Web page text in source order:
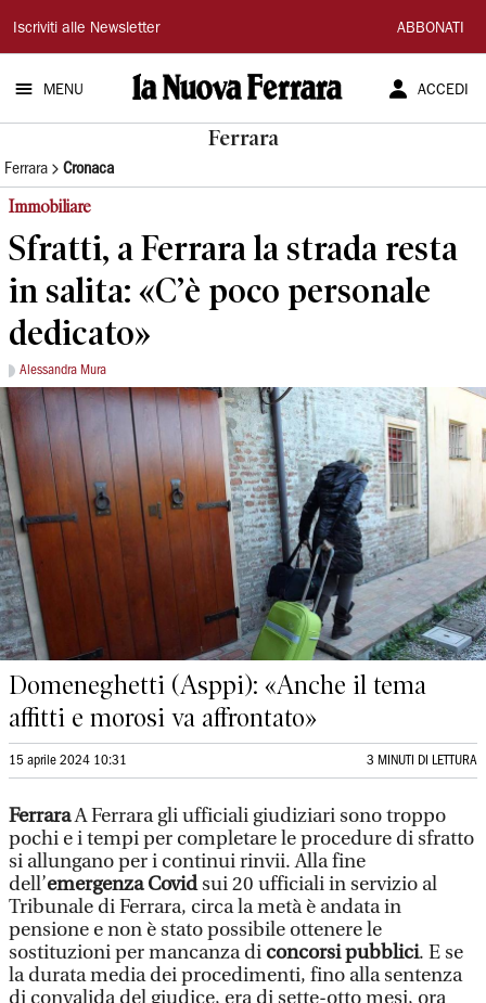
La
Nuova
Ferrara
Iscriviti alle Newsletter ABBONATI
MENU ACCEDI
Ferrara
Ferrara Cronaca
Immobiliare
Sfratti, a Ferrara la strada resta
in salita: «C’è poco personale
dedicato»
Alessandra Mura
Domeneghetti (Asppi): «Anche il tema
affitti e morosi va affrontato»
15 aprile 2024 10:31 3 MINUTI DI LETTURA
FerraraA Ferrara gli ufficiali giudiziari sono troppo
pochi e i tempi per completare le procedure di sfratto
si allungano per i continui rinvii. Alla fine
dell’emergenza Covidsui 20 ufficiali in servizio al
Tribunale di Ferrara, circa la metà è andata in
pensione e non è stato possibile ottenere le
sostituzioni per mancanza di concorsi pubblici. E se
la durata media dei procedimenti, fino alla sentenza
di convalida del giudice, era di sette-otto mesi, ora